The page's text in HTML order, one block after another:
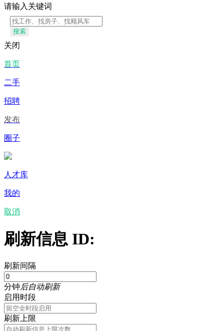
请输入关键词
搜索
关闭
首页
二手
招聘
发布
圈子
人才库
我的
取消
刷新信息 ID:
刷新间隔
分钟后自动刷新
启用时段
刷新上限